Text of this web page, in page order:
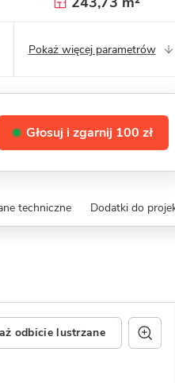
Pokaż więcej parametrów
Głosuj i zgarnij 100 zł
techniczne Dodatki do
odbicie lustrzane